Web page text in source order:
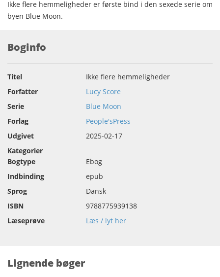
Ikke flere hemmeligheder er første bind i den sexede serie om
byen Blue Moon.
Boginfo
Titel
Ikke flere hemmeligheder
Forfatter
Lucy Score
Serie
Blue Moon
Forlag
People'sPress
Udgivet
2025-02-17
Kategorier
Bogtype
Ebog
Indbinding
epub
Sprog
Dansk
ISBN
9788775939138
Læseprøve
Læs / lyt her
Lignende bøger